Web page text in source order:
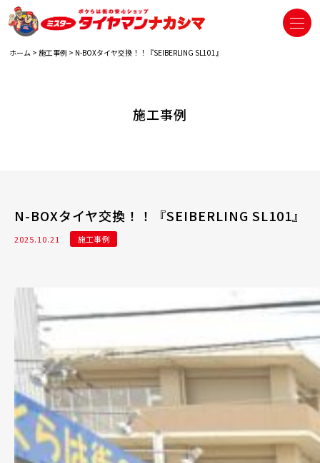
ホーム > 施工事例 > N-BOXタイヤ交換！！『SEIBERLING SL101』
施工事例
N-BOXタイヤ交換！！『SEIBERLING SL101』
2025.10.21 施工事例